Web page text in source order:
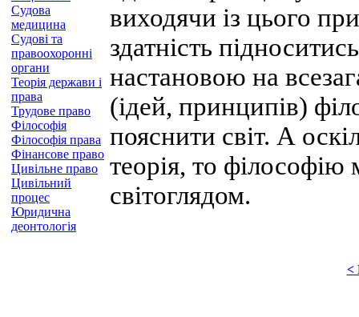
Судова
медицина
Судові та
правоохоронні
органи
Теорія держави і
права
Трудове право
Філософія
Філософія права
Фінансове право
Цивільне право
Цивільний
процес
Юридична
деонтологія
виходячи із цього
здатність
настановою на
(ідей, принципів)
пояснити світ. А
теорія, то
світоглядом.
<